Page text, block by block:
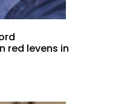
red levens in